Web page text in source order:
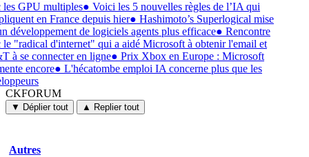
les GPU multiples●Voici les 5 nouvelles règles de l’IA qui
en France depuis hier●Hashimoto’s Superlogical mise
développement de logiciels agents plus efficace●Rencontre
le "radical d'internet" qui a aidé Microsoft à obtenir l'email et
à se connecter en ligne●Prix Xbox en Europe : Microsoft
encore●L'hécatombe emploi IA concerne plus que les
CKFORUM
CKFORUM
Forums
discussions
▼ Déplier tout ▲ Replier tout
Autres